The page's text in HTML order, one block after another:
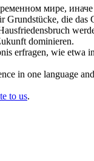
мире,
Grundstücke, die
dominieren.
erfragen, wie etwa
in one language
to us.